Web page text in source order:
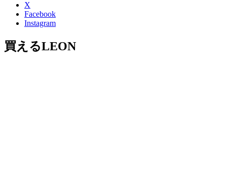
X
Facebook
Instagram
買えるLEON